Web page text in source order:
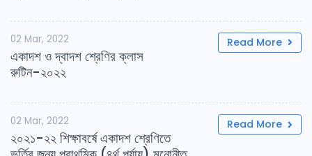
02 Mar, 2022
একাদশ ও দ্বাদশ শ্রেণির ক্লাস
রুটিন-২০২২
Read More
02 Mar, 2022
২০২১-২২ শিক্ষাবর্ষে একাদশ শ্রেণিতে
Read More